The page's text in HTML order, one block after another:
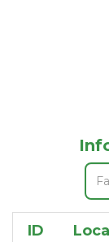
ID